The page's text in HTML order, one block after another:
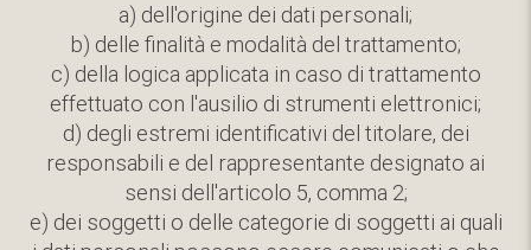
a) dell'origine dei dati personali;
b) delle finalità e modalità del trattamento;
c) della logica applicata in caso di trattamento
effettuato con l'ausilio di strumenti elettronici;
d) degli estremi identificativi del titolare, dei
responsabili e del rappresentante designato ai
sensi dell'articolo 5, comma 2;
e) dei soggetti o delle categorie di soggetti ai quali